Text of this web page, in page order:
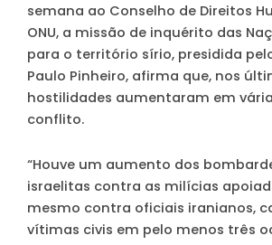
semana ao Conselho de Direitos
ONU, a missão de inquérito das
para o território sírio, presidida
Paulo Pinheiro, afirma que, nos
hostilidades aumentaram em
conflito.
“Houve um aumento dos
israelitas contra as milícias
mesmo contra oficiais iranianos,
vítimas civis em pelo menos três